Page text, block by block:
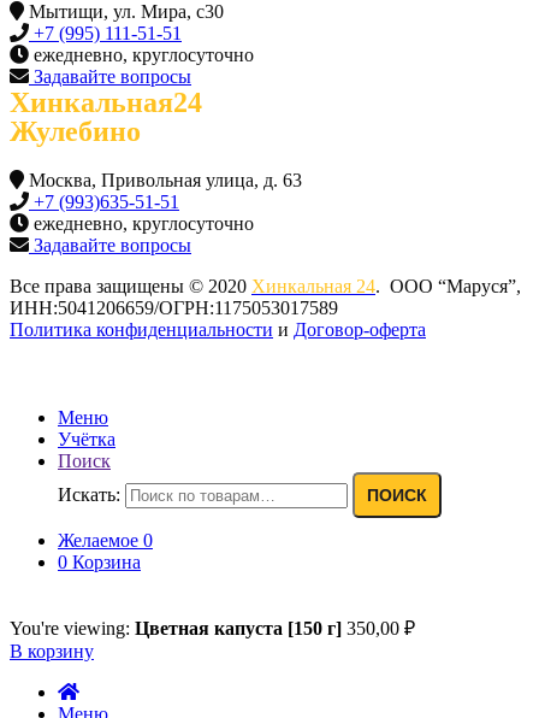
Мытищи, ул. Мира, с30
+7 (995) 111-51-51
ежедневно, круглосуточно
Задавайте вопросы
Хинкальная24
Жулебино
Москва, Привольная улица, д. 63
+7 (993)635-51-51
ежедневно, круглосуточно
Задавайте вопросы
Все права защищены © 2020 Хинкальная 24. ООО “Маруся”,
ИНН:5041206659/ОГРН:1175053017589
Политика конфиденциальности‍ и Договор-оферта
Меню
Учётка
Поиск
Искать:
ПОИСК
Желаемое 0
0 Корзина
You're viewing: Цветная капуста [150 г] 350,00 ₽
В корзину